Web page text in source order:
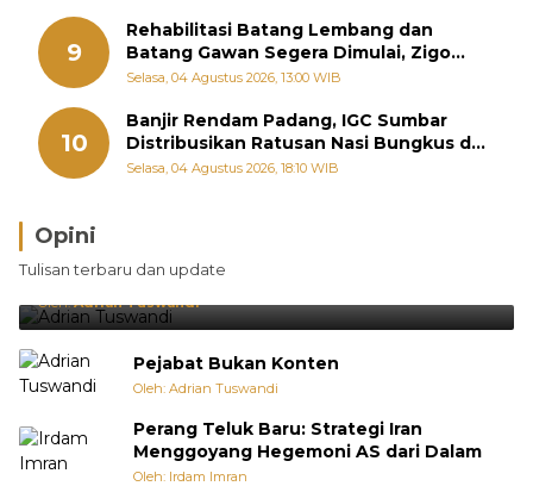
9
Rehabilitasi Batang Lembang dan
Batang Gawan Segera Dimulai, Zigo
Rolanda Pastikan Proyek Berjalan
Selasa, 04 Agustus 2026, 13:00 WIB
10
Banjir Rendam Padang, IGC Sumbar
Distribusikan Ratusan Nasi Bungkus dan
Air Minum
Selasa, 04 Agustus 2026, 18:10 WIB
Opini
Tulisan terbaru dan update
Brasil Lebih Diunggulkan, tetapi Jepang Selalu
Punya Cara Membuat Kejutan
Oleh:Adrian Tuswandi
Pejabat Bukan Konten
Oleh: Adrian Tuswandi
Perang Teluk Baru: Strategi Iran
Menggoyang Hegemoni AS dari Dalam
Oleh: Irdam Imran